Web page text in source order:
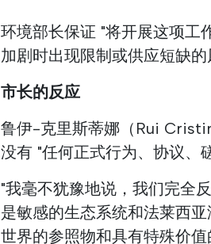
环境部长保证 "将开展这项工
加剧时出现限制或供应短缺的
市长的反应
鲁伊-克里斯蒂娜（Rui
没有 "任何正式行为、协议、
"我毫不犹豫地说，我们完全
是敏感的生态系统和法莱西
世界的参照物和具有特殊价